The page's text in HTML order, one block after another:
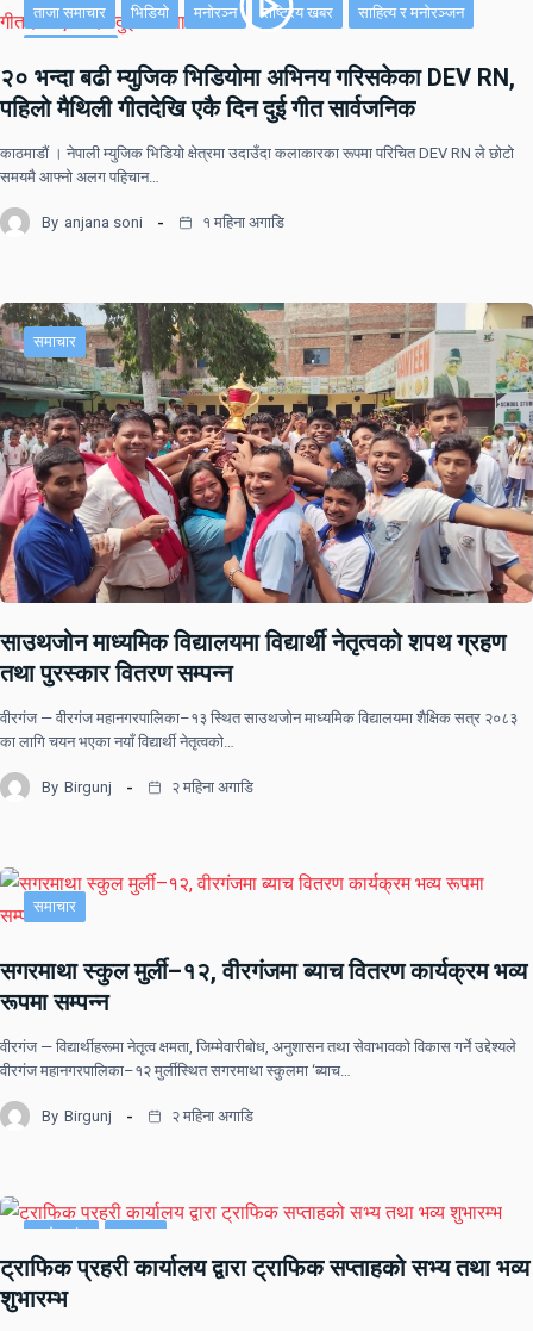
ताजा समाचार भिडियो मनोरञ्न राष्ट्रिय खबर साहित्य र मनोरञ्जन
२० भन्दा बढी म्युजिक भिडियोमा अभिनय गरिसकेका DEV RN,
पहिलो मैथिली गीतदेखि एकै दिन दुई गीत सार्वजनिक
काठमाडौं । नेपाली म्युजिक भिडियो क्षेत्रमा उदाउँदा कलाकारका रूपमा परिचित DEV RN ले छोटो
समयमै आफ्नो अलग पहिचान…
By anjana soni १ महिना अगाडि
समाचार
साउथजोन माध्यमिक विद्यालयमा विद्यार्थी नेतृत्वको शपथ ग्रहण
तथा पुरस्कार वितरण सम्पन्न
वीरगंज — वीरगंज महानगरपालिका–१३ स्थित साउथजोन माध्यमिक विद्यालयमा शैक्षिक सत्र २०८३
का लागि चयन भएका नयाँ विद्यार्थी नेतृत्वको…
By Birgunj २ महिना अगाडि
समाचार
सगरमाथा स्कुल मुर्ली–१२, वीरगंजमा ब्याच वितरण कार्यक्रम भव्य
रूपमा सम्पन्न
वीरगंज — विद्यार्थीहरूमा नेतृत्व क्षमता, जिम्मेवारीबोध, अनुशासन तथा सेवाभावको विकास गर्ने उद्देश्यले
वीरगंज महानगरपालिका–१२ मुर्लीस्थित सगरमाथा स्कुलमा ‘ब्याच…
By Birgunj २ महिना अगाडि
ट्राफिक प्रहरी कार्यालय द्वारा ट्राफिक सप्ताहको सभ्य तथा भव्य
शुभारम्भ